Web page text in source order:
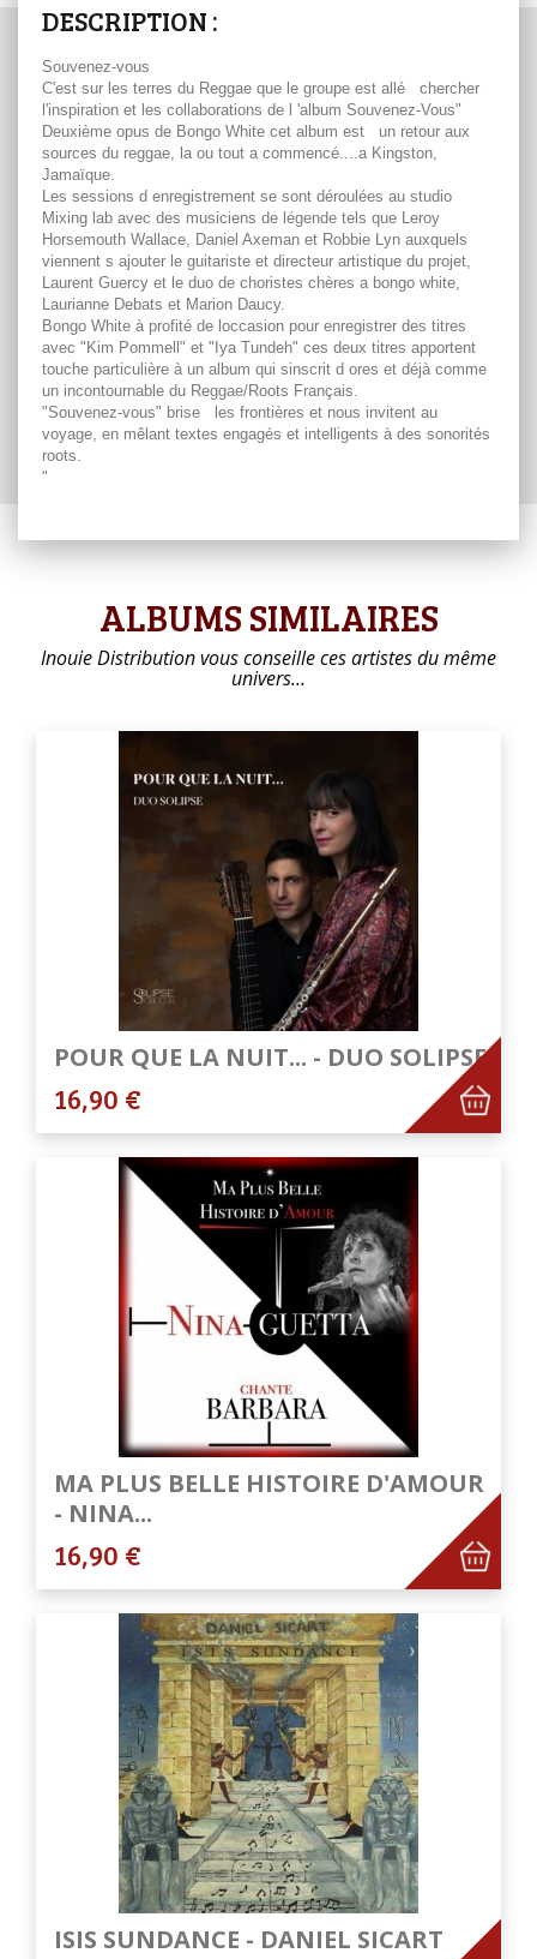
DESCRIPTION :
Souvenez-vous
C'est sur les terres du Reggae que le groupe est allé chercher
l'inspiration et les collaborations de l 'album Souvenez-Vous"
Deuxième opus de Bongo White cet album est un retour aux
sources du reggae, la ou tout a commencé....a Kingston,
Jamaïque.
Les sessions d enregistrement se sont déroulées au studio
Mixing lab avec des musiciens de légende tels que Leroy
Horsemouth Wallace, Daniel Axeman et Robbie Lyn auxquels
viennent s ajouter le guitariste et directeur artistique du projet,
Laurent Guercy et le duo de choristes chères a bongo white,
Laurianne Debats et Marion Daucy.
Bongo White à profité de loccasion pour enregistrer des titres
avec "Kim Pommell" et "Iya Tundeh" ces deux titres apportent
touche particulière à un album qui sinscrit d ores et déjà comme
un incontournable du Reggae/Roots Français.
"Souvenez-vous" brise les frontières et nous invitent au
voyage, en mêlant textes engagés et intelligents à des sonorités
roots.
"
ALBUMS SIMILAIRES
Inouie Distribution vous conseille ces artistes du même
univers…
POUR QUE LA NUIT... - DUO SOLIPSE
16,90 €
MA PLUS BELLE HISTOIRE D'AMOUR
- NINA...
16,90 €
ISIS SUNDANCE - DANIEL SICART